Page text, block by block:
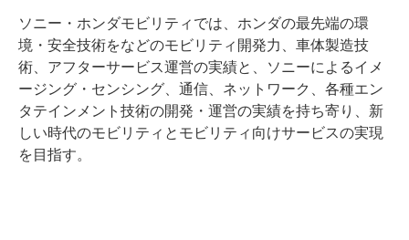
ソニー・ホンダモビリティでは、ホンダの最先端の環
境・安全技術をなどのモビリティ開発力、車体製造技
術、アフターサービス運営の実績と、ソニーによるイメ
ージング・センシング、通信、ネットワーク、各種エン
タテインメント技術の開発・運営の実績を持ち寄り、新
しい時代のモビリティとモビリティ向けサービスの実現
を目指す。